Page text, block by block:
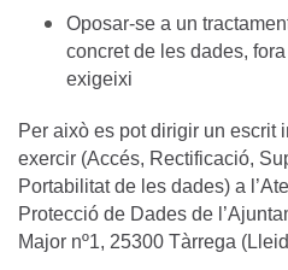
Oposar-se a un
concret de les dades,
exigeixi
Per això es pot dirigir un escrit
exercir (Accés, Rectificació,
Portabilitat de les dades) a
Protecció de Dades de
Major nº1, 25300 Tàrrega